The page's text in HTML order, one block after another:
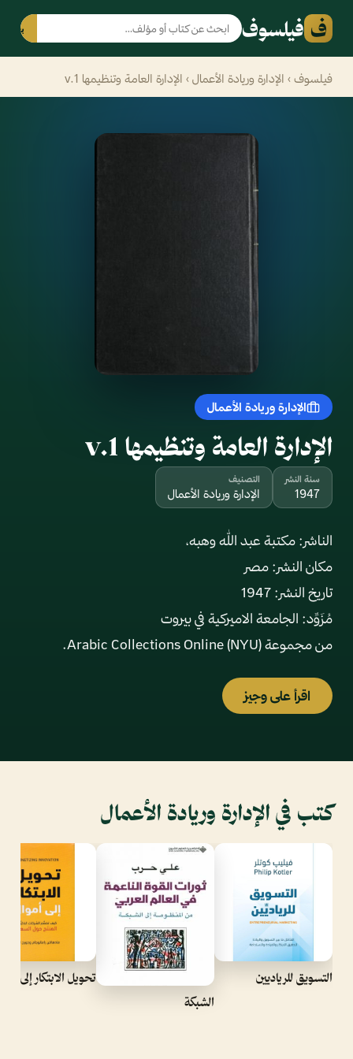
ف فيلسوف بحث
فيلسوف › الإدارة وريادة الأعمال › الإدارة العامة وتنظيمها v.1
الإدارة وريادة الأعمال
الإدارة العامة وتنظيمها v.1
سنة النشر
1947
التصنيف
الإدارة وريادة الأعمال
من مجموعة Arabic Collections Online (NYU).
اقرأ على وجيز
كتب في الإدارة وريادة الأعمال
التسويق للرياديين
الشبكة
تحويل الابتكار إلى